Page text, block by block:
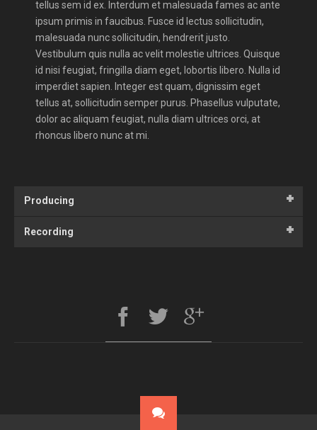
tellus sem id ex. Interdum et malesuada fames ac ante
ipsum primis in faucibus. Fusce id lectus sollicitudin,
malesuada nunc sollicitudin, hendrerit justo.
Vestibulum quis nulla ac velit molestie ultrices. Quisque
id nisi feugiat, fringilla diam eget, lobortis libero. Nulla id
imperdiet sapien. Integer est quam, dignissim eget
tellus at, sollicitudin semper purus. Phasellus vulputate,
dolor ac aliquam feugiat, nulla diam ultrices orci, at
rhoncus libero nunc at mi.
Producing
Recording